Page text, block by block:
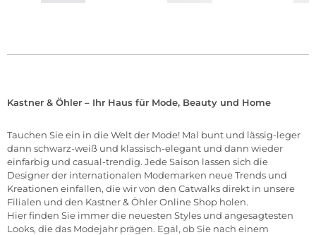
Kastner & Öhler – Ihr Haus für Mode, Beauty und Home
Tauchen Sie ein in die Welt der Mode! Mal bunt und lässig-leger
dann schwarz-weiß und klassisch-elegant und dann wieder
einfarbig und casual-trendig. Jede Saison lassen sich die
Designer der internationalen Modemarken neue Trends und
Kreationen einfallen, die wir von den Catwalks direkt in unsere
Filialen und den Kastner & Öhler Online Shop holen.
Hier finden Sie immer die neuesten Styles und angesagtesten
Looks, die das Modejahr prägen. Egal, ob Sie nach einem